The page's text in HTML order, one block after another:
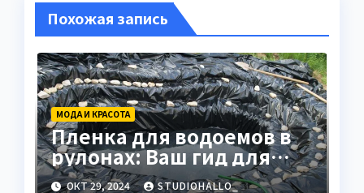
Похожая запись
МОДА И КРАСОТА
Пленка для водоемов в
рулонах: Ваш гид для
выбора и применения
ОКТ 29, 2024 STUDIOHALLO_